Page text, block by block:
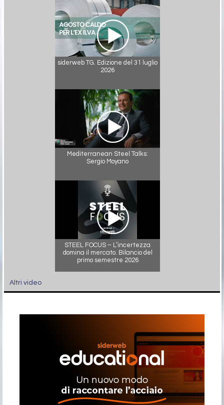
siderweb TG. Edizione del 31 luglio
2026
Mediterranean Steel Talks:
Sergio Moyano
STEEL FOCUS – L’incertezza
domina il mercato. Bilancio del
primo semestre 2026
Altri video